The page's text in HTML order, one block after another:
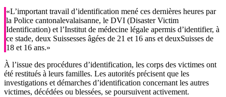
«L’important travail d’identification mené ces dernières heures par
la Police cantonalevalaisanne, le DVI (Disaster Victim
Identification) et l’Institut de médecine légale apermis d’identifier, à
ce stade, deux Suissesses âgées de 21 et 16 ans et deuxSuisses de
18 et 16 ans.»
À l’issue des procédures d’identification, les corps des victimes ont
été restitués à leurs familles. Les autorités précisent que les
investigations et démarches d’identification concernant les autres
victimes, décédées ou blessées, se poursuivent activement.